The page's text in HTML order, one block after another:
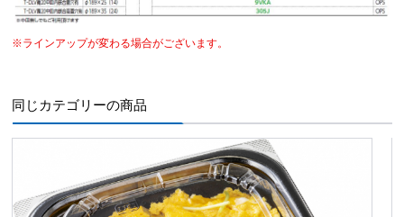
※ラインアップが変わる場合がございます。
同じカテゴリーの商品